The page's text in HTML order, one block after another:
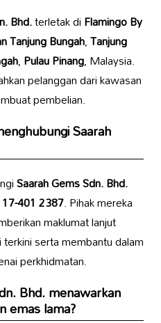
Bhd.terletak diFlamingo By
Tanjung Bungah,Tanjung
,Pulau Pinang, Malaysia.
pelanggan dari kawasan
pembelian.
Saarah
Saarah Gems Sdn. Bhd.
401 2387. Pihak mereka
maklumat lanjut
serta membantu dalam
perkhidmatan.
Bhd.menawarkan
emas lama?